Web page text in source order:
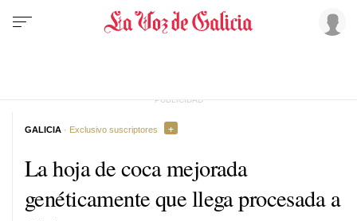
La hoja de coca mejorada
genéticamente que llega procesada a
GALICIA · Exclusivo suscriptores